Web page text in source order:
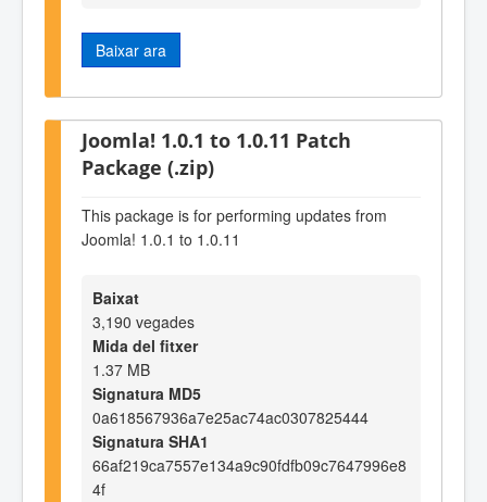
Baixar ara
Joomla! 1.0.1 to 1.0.11 Patch
Package (.zip)
This package is for performing updates from
Joomla! 1.0.1 to 1.0.11
Baixat
3,190 vegades
Mida del fitxer
1.37 MB
Signatura MD5
0a618567936a7e25ac74ac0307825444
Signatura SHA1
66af219ca7557e134a9c90fdfb09c7647996e8
4f